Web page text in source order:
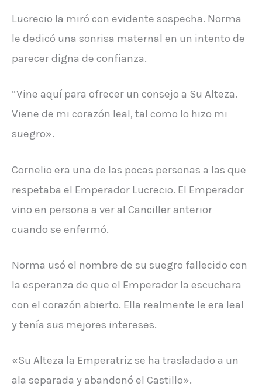
Lucrecio la miró con evidente sospecha. Norma
le dedicó una sonrisa maternal en un intento de
parecer digna de confianza.
“Vine aquí para ofrecer un consejo a Su Alteza.
Viene de mi corazón leal, tal como lo hizo mi
suegro».
Cornelio era una de las pocas personas a las que
respetaba el Emperador Lucrecio. El Emperador
vino en persona a ver al Canciller anterior
cuando se enfermó.
Norma usó el nombre de su suegro fallecido con
la esperanza de que el Emperador la escuchara
con el corazón abierto. Ella realmente le era leal
y tenía sus mejores intereses.
«Su Alteza la Emperatriz se ha trasladado a un
ala separada y abandonó el Castillo».